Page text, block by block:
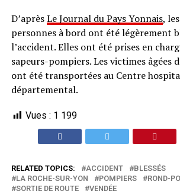
D’aprèsLe Journal du Pays Yonnais,
personnes à bord ont été légèrement
l’accident. Elles ont été prises en
sapeurs-pompiers. Les victimes âgées
ont été transportées au Centre
départemental.
Vues : 1 199
RELATED TOPICS: ACCIDENT
BLESSÉS
LA ROCHE-SUR-YON
POMPIERS
ROND-
SORTIE DE ROUTE
VENDÉE